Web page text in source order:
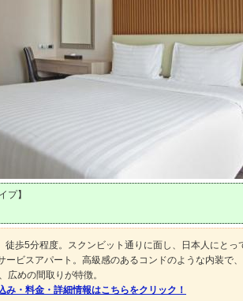
プ】
徒歩5分程度。スクンビット通りに面し、日本人にとっ
ービスアパート。高級感のあるコンドのような内装で
広めの間取りが特徴。
み・料金・詳細情報はこちらをクリック！